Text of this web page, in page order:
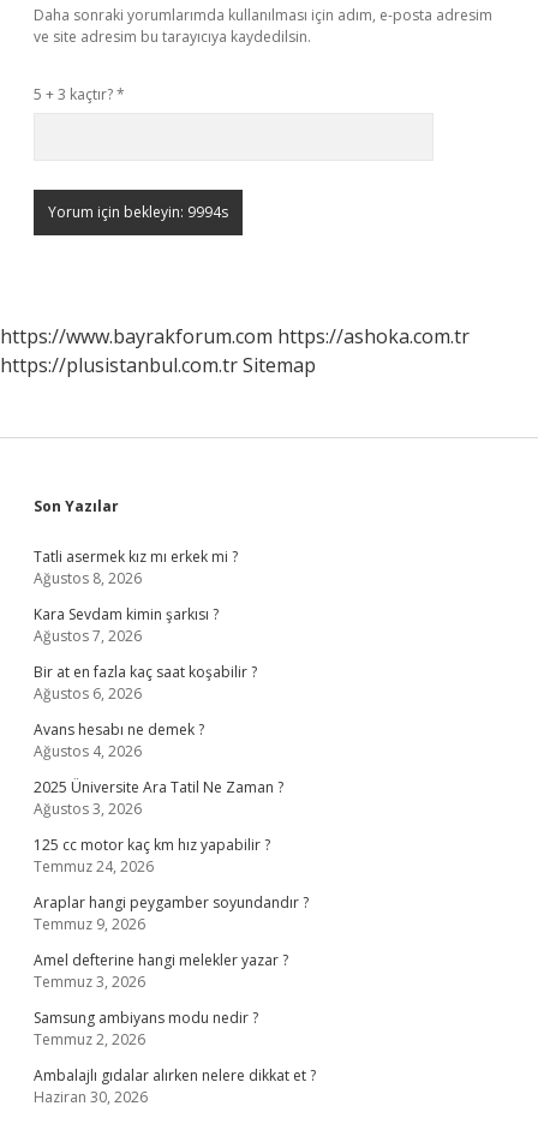
Daha sonraki yorumlarımda kullanılması için adım, e-posta adresim
ve site adresim bu tarayıcıya kaydedilsin.
5 + 3 kaçtır?*
https://www.bayrakforum.com https://ashoka.com.tr
https://plusistanbul.com.trSitemap
Sidebar
Son Yazılar
Tatli asermek kız mı erkek mi ?
Ağustos 8, 2026
Kara Sevdam kimin şarkısı ?
Ağustos 7, 2026
Bir at en fazla kaç saat koşabilir ?
Ağustos 6, 2026
Avans hesabı ne demek ?
Ağustos 4, 2026
2025 Üniversite Ara Tatil Ne Zaman ?
Ağustos 3, 2026
125 cc motor kaç km hız yapabilir ?
Temmuz 24, 2026
Araplar hangi peygamber soyundandır ?
Temmuz 9, 2026
Amel defterine hangi melekler yazar ?
Temmuz 3, 2026
Samsung ambiyans modu nedir ?
Temmuz 2, 2026
Ambalajlı gıdalar alırken nelere dikkat et ?
Haziran 30, 2026